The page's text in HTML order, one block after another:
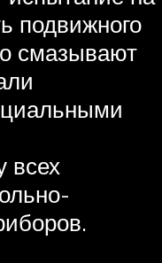
подвижного
смазывают
всех